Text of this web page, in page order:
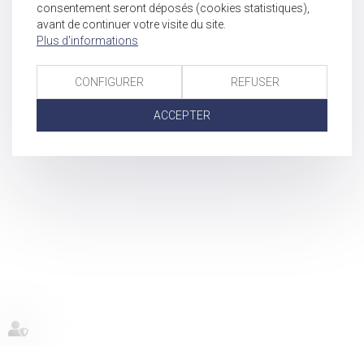
consentement seront déposés (cookies statistiques),
avant de continuer votre visite du site.
Plus d'informations
CONFIGURER REFUSER
ACCEPTER